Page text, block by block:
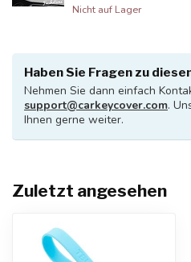
Nicht auf Lager
Haben Sie Fragen zu
Nehmen Sie dann einfach
support@carkeycover.com.
Ihnen gerne weiter.
Zuletzt angesehen